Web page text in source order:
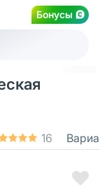
Бонусы
16